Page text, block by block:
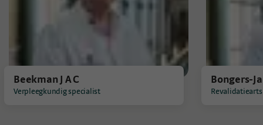
Beekman J A C
Verpleegkundig specialist
Bongers-
Revalidatiearts